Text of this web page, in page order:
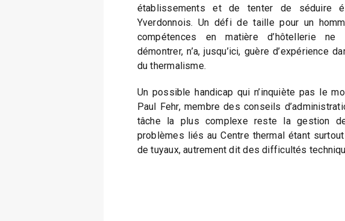
établissements et de tenter de séduire
Yverdonnois. Un défi de taille pour un
compétences en matière d’hôtellerie
démontrer, n’a, jusqu’ici, guère d’expérience
du thermalisme.
Un possible handicap qui n’inquiète pas le
Paul Fehr, membre des conseils
tâche la plus complexe reste la gestion
problèmes liés au Centre thermal étant
de tuyaux, autrement dit des difficultés